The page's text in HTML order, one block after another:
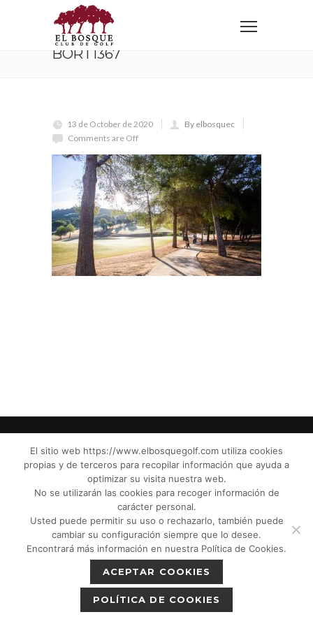
Home BORT1367
BORT1367
13 de October de 2020
By elbosquec
Comments are Off
© El Bosque Club de Golf |Aviso Legal|
Política de Privacidad| Política de Cookies
Política de devoluciones|
Protección de Menores CPM”|
El sitio web https://www.elbosquegolf.com utiliza cookies
propias y de terceros para recopilar información que ayuda a
optimizar su visita nuestra web.
No se utilizarán las cookies para recoger información de
carácter personal.
Usted puede permitir su uso o rechazarlo, también puede
cambiar su configuración siempre que lo desee.
Encontrará más información en nuestra Política de Cookies.
ACEPTAR COOKIES
POLÍTICA DE COOKIES